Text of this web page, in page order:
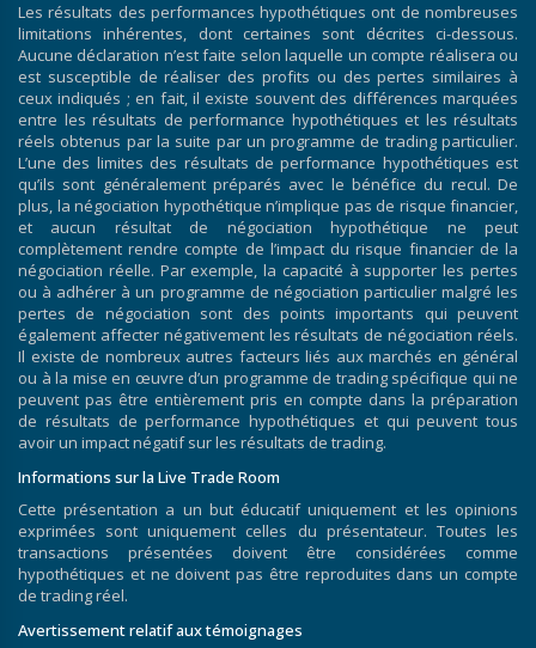
Les résultats des performances hypothétiques ont de nombreuses
limitations inhérentes, dont certaines sont décrites ci-dessous.
Aucune déclaration n’est faite selon laquelle un compte réalisera ou
est susceptible de réaliser des profits ou des pertes similaires à
ceux indiqués ; en fait, il existe souvent des différences marquées
entre les résultats de performance hypothétiques et les résultats
réels obtenus par la suite par un programme de trading particulier.
L’une des limites des résultats de performance hypothétiques est
qu’ils sont généralement préparés avec le bénéfice du recul. De
plus, la négociation hypothétique n’implique pas de risque financier,
et aucun résultat de négociation hypothétique ne peut
complètement rendre compte de l’impact du risque financier de la
négociation réelle. Par exemple, la capacité à supporter les pertes
ou à adhérer à un programme de négociation particulier malgré les
pertes de négociation sont des points importants qui peuvent
également affecter négativement les résultats de négociation réels.
Il existe de nombreux autres facteurs liés aux marchés en général
ou à la mise en œuvre d’un programme de trading spécifique qui ne
peuvent pas être entièrement pris en compte dans la préparation
de résultats de performance hypothétiques et qui peuvent tous
avoir un impact négatif sur les résultats de trading.
Informations sur la Live Trade Room
Cette présentation a un but éducatif uniquement et les opinions
exprimées sont uniquement celles du présentateur. Toutes les
transactions présentées doivent être considérées comme
hypothétiques et ne doivent pas être reproduites dans un compte
de trading réel.
Avertissement relatif aux témoignages